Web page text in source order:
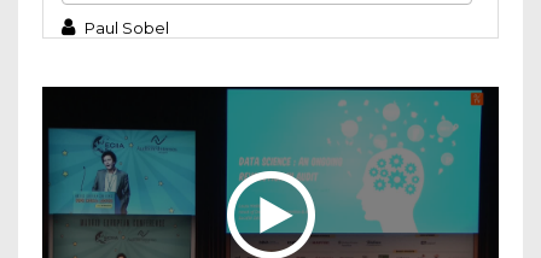
Paul Sobel